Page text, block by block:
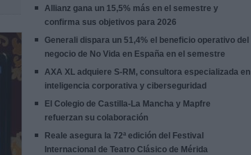
Allianz gana un 15,5% más en el semestre y
confirma sus objetivos para 2026
Generali dispara un 51,4% el beneficio operativo del
negocio de No Vida en España en el semestre
AXA XL adquiere S-RM, consultora especializada en
inteligencia corporativa y ciberseguridad
El Colegio de Castilla-La Mancha y Mapfre
refuerzan su colaboración
Reale asegura la 72ª edición del Festival
Internacional de Teatro Clásico de Mérida